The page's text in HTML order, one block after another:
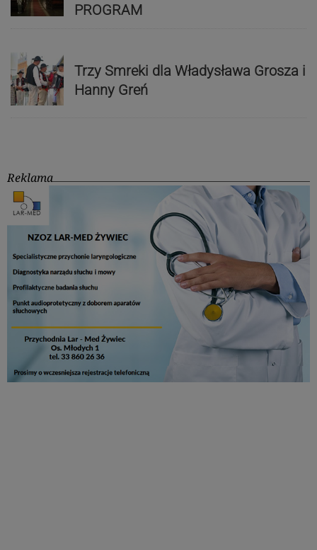
PROGRAM
Trzy Smreki dla Władysława Grosza i
Hanny Greń
Reklama